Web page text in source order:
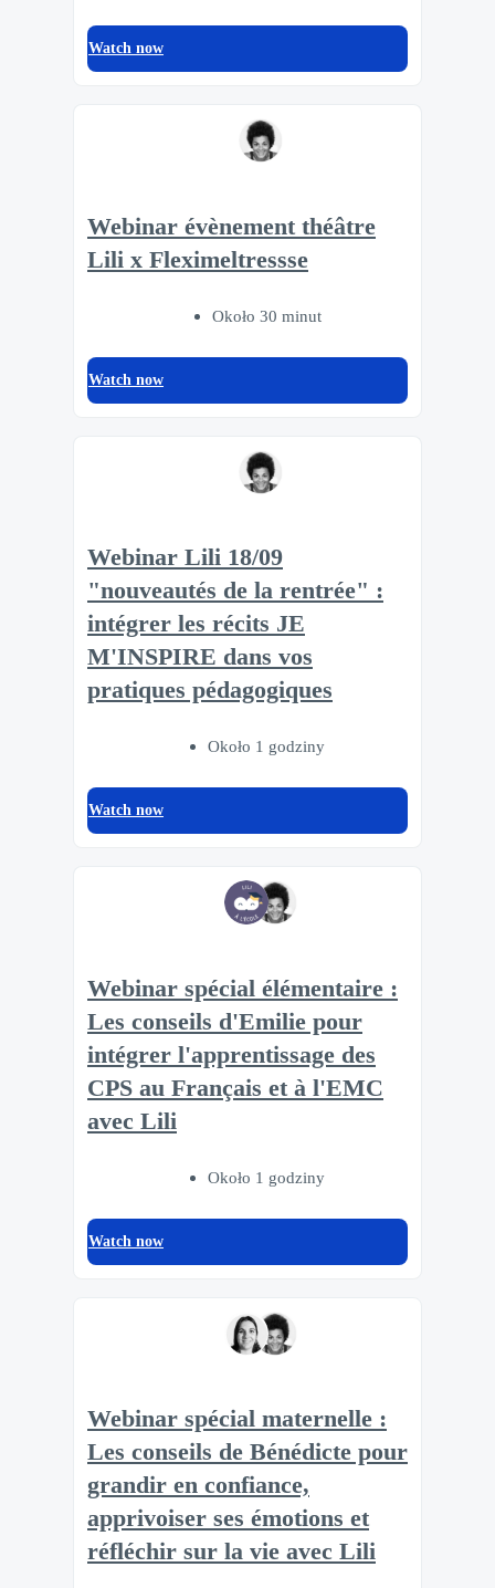
Watch now
Webinar évènement théâtre
Lili x Fleximeltressse
Około 30 minut
Watch now
Webinar Lili 18/09
"nouveautés de la rentrée" :
intégrer les récits JE
M'INSPIRE dans vos
pratiques pédagogiques
Około 1 godziny
Watch now
Webinar spécial élémentaire :
Les conseils d'Emilie pour
intégrer l'apprentissage des
CPS au Français et à l'EMC
avec Lili
Około 1 godziny
Watch now
Webinar spécial maternelle :
Les conseils de Bénédicte pour
grandir en confiance,
apprivoiser ses émotions et
réfléchir sur la vie avec Lili